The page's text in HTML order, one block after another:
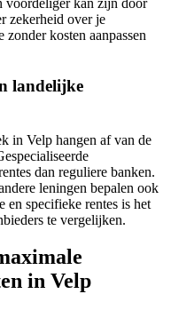
voordeliger kan zijn door
zekerheid over je
kosten aanpassen
landelijke
in Velp hangen af van de
dan reguliere banken.
leningen bepalen ook
en specifieke rentes is het
te vergelijken.
in Velp